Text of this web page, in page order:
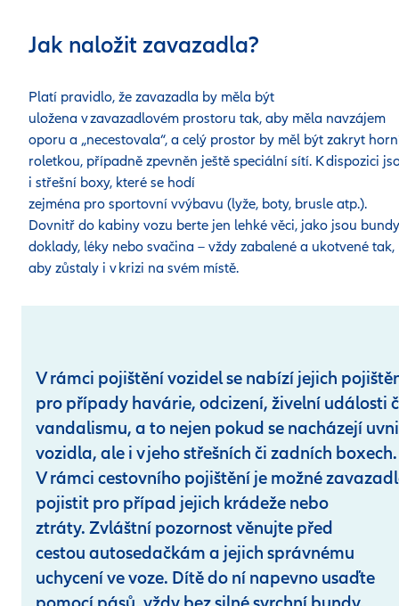
Jak naložit zavazadla?
Platí pravidlo, že zavazadla by měla být
uložena v zavazadlovém prostoru tak, aby měla navzájem
oporu a „necestovala“, a celý prostor by měl být zakryt
roletkou, případně zpevněn ještě speciální sítí. K dispozici
i střešní boxy, které se hodí
zejména pro sportovní vvýbavu (lyže, boty, brusle atp.).
Dovnitř do kabiny vozu berte jen lehké věci, jako jsou
doklady, léky nebo svačina – vždy zabalené a ukotvené tak,
aby zůstaly i v krizi na svém místě.
V rámci pojištění vozidel se nabízí jejich
pro případy havárie, odcizení, živelní události
vandalismu, a to nejen pokud se nacházejí
vozidla, ale i v jeho střešních či zadních boxech.
V rámci cestovního pojištění je možné
pojistit pro případ jejich krádeže nebo
ztráty. Zvláštní pozornost věnujte před
cestou autosedačkám a jejich správnému
uchycení ve voze. Dítě do ní napevno usaďte